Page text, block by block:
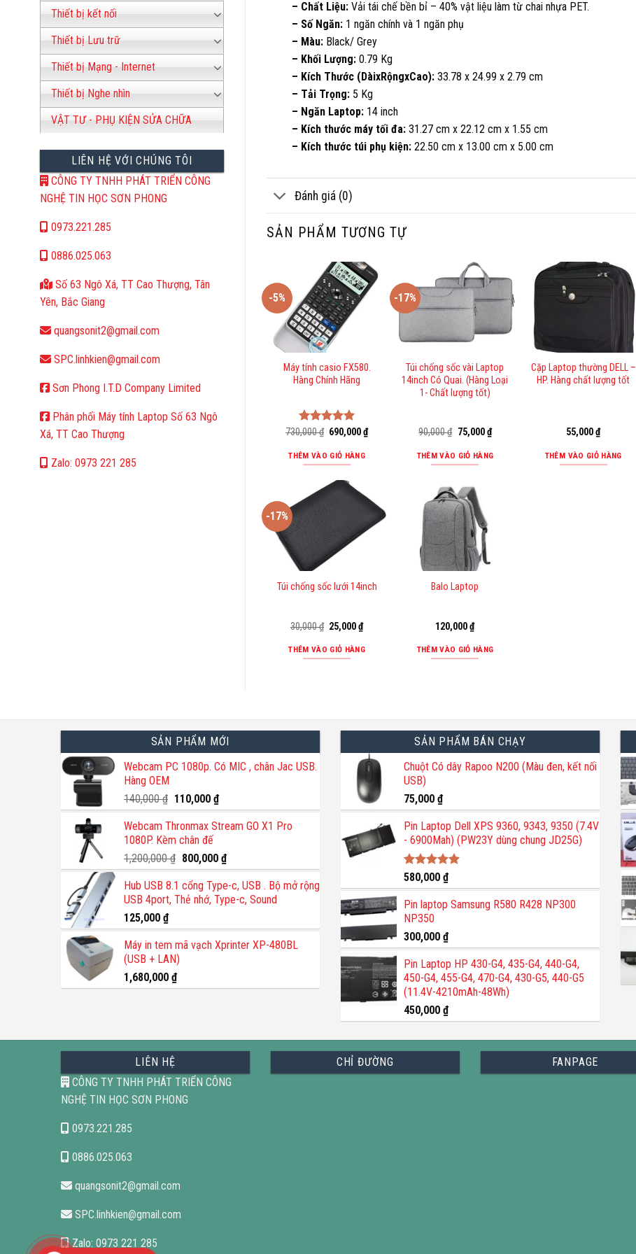
Thiết bị kết nối
Thiết bị Lưu trữ
Thiết bị Mạng - Internet
Thiết bị Nghe nhìn
VẬT TƯ - PHỤ KIỆN SỬA CHỮA
LIÊN HỆ VỚI CHÚNG TÔI
CÔNG TY TNHH PHÁT TRIỂN CÔNG
NGHỆ TIN HỌC SƠN PHONG
0973.221.285
0886.025.063
Số 63 Ngô Xá, TT Cao Thượng, Tân
Yên, Bắc Giang
quangsonit2@gmail.com
SPC.linhkien@gmail.com
Sơn Phong I.T.D Company Limited
Phân phối Máy tính Laptop Số 63 Ngô
Xá, TT Cao Thượng
Zalo: 0973 221 285
– Chất Liệu:Vải tái chế bền bỉ – 40% vật liệu làm từ chai nhựa PET.
– Số Ngăn: 1 ngăn chính và 1 ngăn phụ
– Màu: Black/ Grey
– Khối Lượng:0.79 Kg
– Kích Thước (DàixRộngxCao):33.78 x 24.99 x 2.79 cm
– Tải Trọng: 5 Kg
– Ngăn Laptop: 14 inch
– Kích thước máy tối đa: 31.27 cm x 22.12 cm x 1.55 cm
– Kích thước túi phụ kiện: 22.50 cm x 13.00 cm x 5.00 cm
Đánh giá (0)
SẢN PHẨM TƯƠNG TỰ
-5%
Máy tính casio FX580.
Hàng Chính Hãng
Được xếp
5 sao
730,000₫ Giá
là:
730,000 ₫.
690,000₫Giá
hiện
THÊM VÀO GIỎ HÀNG
-17%
Túi chống sốc vài Laptop
14inch Có Quai. (Hàng Loại
1- Chất lượng tốt)
90,000₫ Giá
gốc
là:
90,000 ₫.
75,000₫Giá
hiện
tại
là:
THÊM VÀO GIỎ HÀNG
Cặp Laptop thường DELL –
HP. Hàng chất lượng tốt
55,000₫
THÊM VÀO GIỎ HÀNG
-17%
Túi chống sốc lưới 14inch
30,000₫ Giá
gốc
là:
30,000 ₫.
25,000₫Giá
hiện
tại
là:
THÊM VÀO GIỎ HÀNG
Balo Laptop
120,000₫
THÊM VÀO GIỎ HÀNG
SẢN PHẨM MỚI
Webcam PC 1080p. Có MIC , chân Jac USB.
Hàng OEM
140,000₫ Giá
gốc
là:
140,000 ₫.
110,000 ₫Giá
hiện
tại
110,000 ₫.
Webcam Thronmax Stream GO X1 Pro
1080P. Kèm chân đế
1,200,000₫ Giá
gốc
là:
1,200,000 ₫.
800,000 ₫Giá
hiện
tại
là:
Hub USB 8.1 cổng Type-c, USB . Bộ mở rộng
USB 4port, Thẻ nhớ, Type-c, Sound
125,000 ₫
Máy in tem mã vạch Xprinter XP-480BL
(USB + LAN)
1,680,000 ₫
SẢN PHẨM BÁN CHẠY
Chuột Có dây Rapoo N200 (Màu đen, kết nối
USB)
75,000 ₫
Pin Laptop Dell XPS 9360, 9343, 9350 (7.4V
- 6900Mah) (PW23Y dùng chung JD25G)
Được xếp
hạng5.00
5 sao
580,000 ₫
Pin laptop Samsung R580 R428 NP300
NP350
300,000 ₫
Pin Laptop HP 430-G4, 435-G4, 440-G4,
450-G4, 455-G4, 470-G4, 430-G5, 440-G5
(11.4V-4210mAh-48Wh)
450,000 ₫
LIÊN HỆ
CÔNG TY TNHH PHÁT TRIỂN CÔNG
NGHỆ TIN HỌC SƠN PHONG
0973.221.285
0886.025.063
quangsonit2@gmail.com
SPC.linhkien@gmail.com
Zalo: 0973 221 285
CHỈ ĐƯỜNG FANPAGE